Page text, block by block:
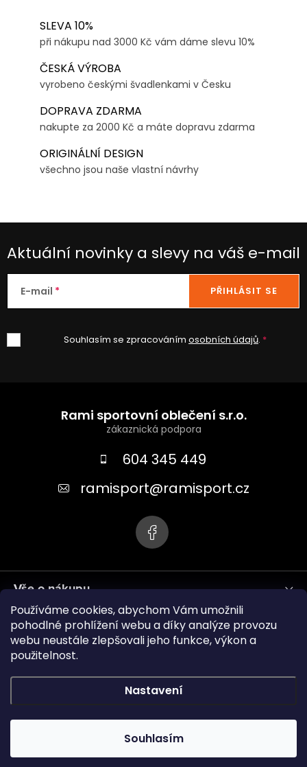
Používáme cookies, abychom Vám umožnili
pohodlné prohlížení webu a díky analýze provozu
webu neustále zlepšovali jeho funkce, výkon a
použitelnost.
Nastavení
Souhlasím
SLEVA 10%
při nákupu nad 3000 Kč vám dáme slevu 10%
ČESKÁ VÝROBA
vyrobeno českými švadlenkami v Česku
DOPRAVA ZDARMA
nakupte za 2000 Kč a máte dopravu zdarma
ORIGINÁLNÍ DESIGN
všechno jsou naše vlastní návrhy
Aktuální novinky a slevy na váš e-mail
E-mail
Souhlasím se zpracováním osobních údajů.
PŘIHLÁSIT SE
Rami sportovní oblečení s.r.o.
604 345 449
ramisport@ramisport.cz
Vše o nákupu
Informace pro vás
Copyright 2026RAMISPORT. Všechna práva vyhrazena.